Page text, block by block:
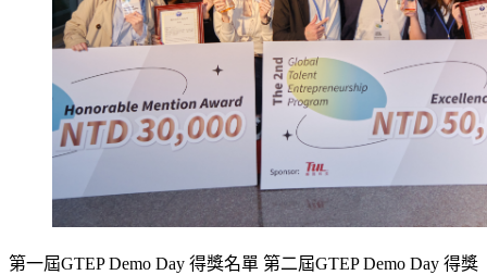
第一屆GTEP Demo Day 得獎名單 第二屆GTEP Demo Day 得獎